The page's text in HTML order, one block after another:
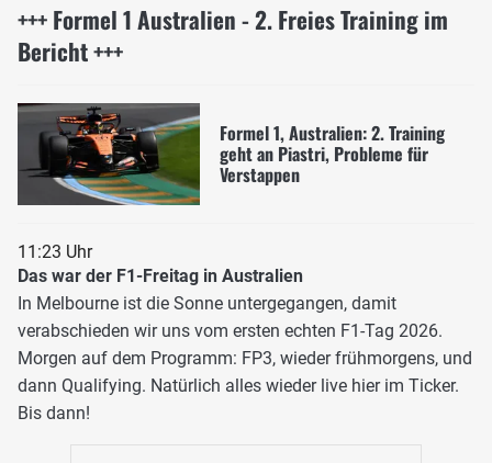
+++ Formel 1 Australien - 2. Freies Training im
Bericht +++
Formel 1, Australien: 2. Training
geht an Piastri, Probleme für
Verstappen
11:23 Uhr
Das war der F1-Freitag in Australien
In Melbourne ist die Sonne untergegangen, damit
verabschieden wir uns vom ersten echten F1-Tag 2026.
Morgen auf dem Programm: FP3, wieder frühmorgens, und
dann Qualifying. Natürlich alles wieder live hier im Ticker.
Bis dann!